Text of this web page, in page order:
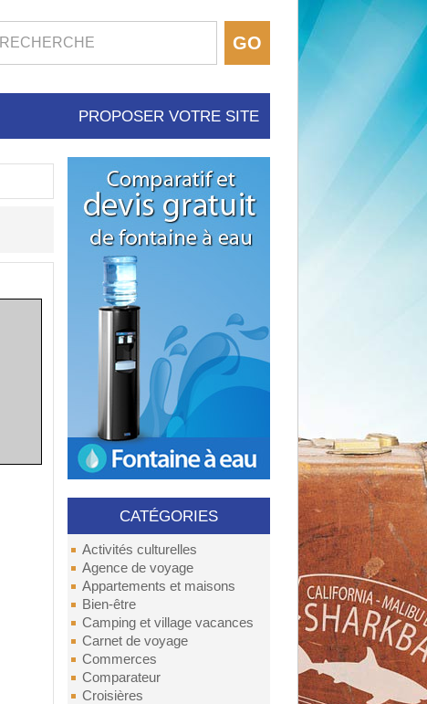
PROPOSER VOTRE SITE
CATÉGORIES
Activités culturelles
Agence de voyage
Appartements et maisons
Bien-être
Camping et village vacances
Carnet de voyage
Commerces
Comparateur
Croisières